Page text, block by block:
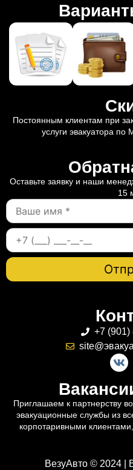
Постоянным клиентам при
услуги эвакуатора по
Оставьте заявку и наши
15
+7 (901)
Приглашаем к партнерству
эвакуационные службы из
корпотаривными
ВезуАвто © 2024 |